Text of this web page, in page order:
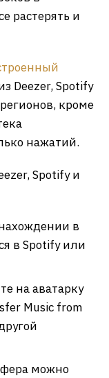
растерять и
Deezer, Spotify
кроме
нажатий.
Spotify и
в
в Spotify или
на аватарку
Music from
можно